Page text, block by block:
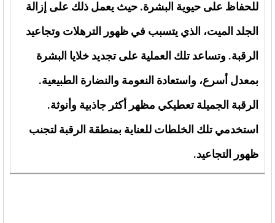
للحفاظ على حيوية البشرة. حيث يعمل ذلك على إزالة
الجلد الميت، الذي يتسبب في ظهور الترهلات وتجاعيد
الرقبة. وتساعد تلك العملية على تجديد خلايا البشرة
بمعدل أسرع، واستعادة النعومة والنضارة الطبيعية.
الرقبة الجميلة تعطيكي مظهر أكثر جاذبية وأنوثة.
استخدمي تلك الخلطات للعناية بمنطقة الرقبة لتجنب
ظهور التجاعيد.